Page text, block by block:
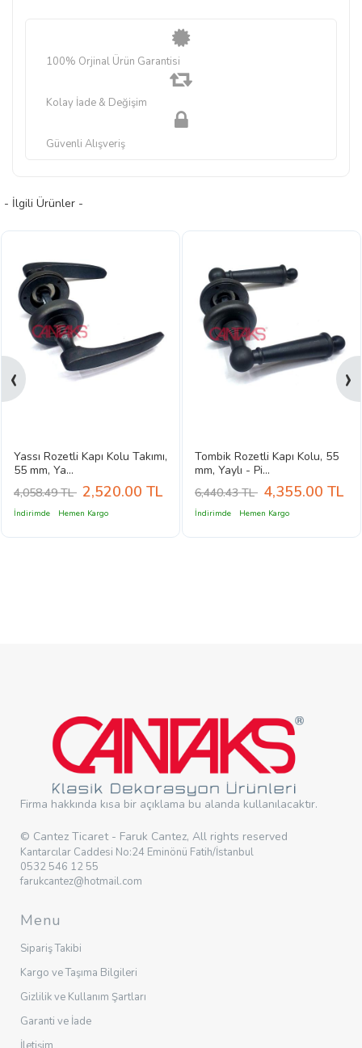
100% Orjinal Ürün Garantisi
Kolay İade & Değişim
Güvenli Alışveriş
- İlgili Ürünler -
Yassı Rozetli Kapı Kolu Takımı,
55 mm, Ya...
4,058.49 TL 2,520.00 TL
İndirimde Hemen Kargo
Tombik Rozetli Kapı Kolu, 55
mm, Yaylı - Pi...
6,440.43 TL 4,355.00 TL
İndirimde Hemen Kargo
‹ ›
Firma hakkında kısa bir açıklama bu alanda kullanılacaktır.
© Cantez Ticaret - Faruk Cantez, All rights reserved
Kantarcılar Caddesi No:24 Eminönü Fatih/İstanbul
0532 546 12 55
farukcantez@hotmail.com
Menu
Sipariş Takibi
Kargo ve Taşıma Bilgileri
Gizlilik ve Kullanım Şartları
Garanti ve İade